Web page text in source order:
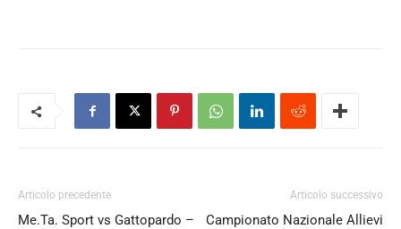
Articolo precedente
Me.Ta. Sport vs Gattopardo –
Articolo successivo
Campionato Nazionale Allievi